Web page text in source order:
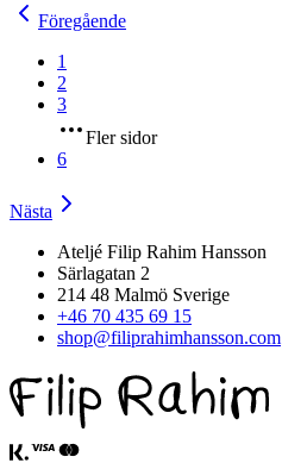
Föregående
1
2
3
Fler sidor
6
Nästa
Ateljé Filip Rahim Hansson
Särlagatan 2
214 48 Malmö Sverige
+46 70 435 69 15
shop@filiprahimhansson.com